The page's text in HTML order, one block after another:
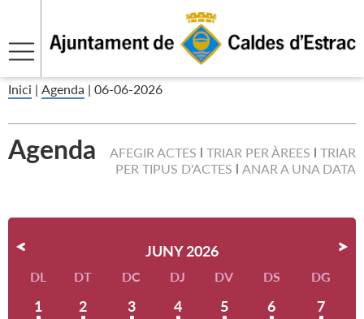
Inici | Agenda | 06-06-2026
Agenda AFEGIR ACTES TRIAR PER ÀREES
TRIAR
PER TIPUS D'ACTES
ANAR A UNA DATA
JUNY 2026
DL DT DC DJ DV DS DG
1 2 3 4 5 6 7